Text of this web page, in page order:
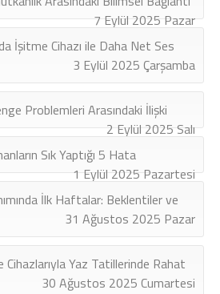
7 Eylül 2025 Pazar
İşitme Cihazı ile Daha Net Ses
3 Eylül 2025 Çarşamba
Problemleri Arasındaki İlişki
2 Eylül 2025 Salı
Sık Yaptığı 5 Hata
1 Eylül 2025 Pazartesi
İlk Haftalar: Beklentiler ve
31 Ağustos 2025 Pazar
Yaz Tatillerinde Rahat
30 Ağustos 2025 Cumartesi